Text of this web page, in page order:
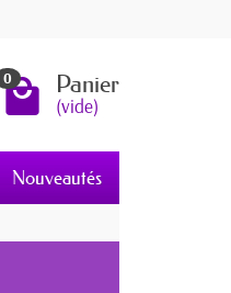
0 Panier
(vide)
Nouveautés